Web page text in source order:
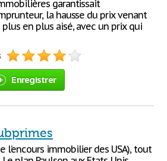
garantissait
la hausse du prix venant
en plus aisé, avec un prix qui
Enregistrer
l’encours immobilier des USA), tout